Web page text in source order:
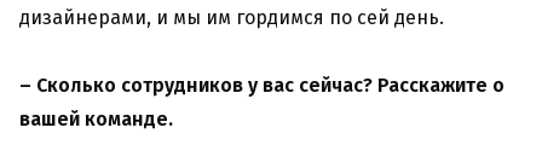
дизайнерами, и мы им гордимся по сей день.
– Сколько сотрудников у вас сейчас? Расскажите о
вашей команде.